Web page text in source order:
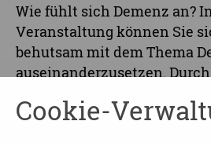
Wie fühlt sich Demenz an?
Veranstaltung können Sie
behutsam mit dem Thema
auseinanderzusetzen.
erleben Sie selbst, wie sich
Cookie-